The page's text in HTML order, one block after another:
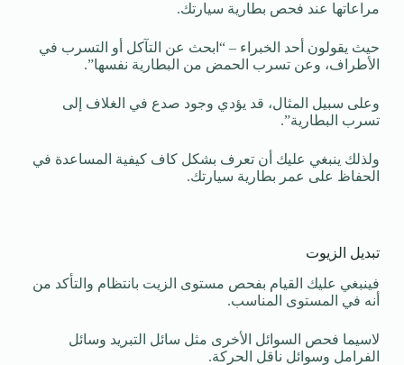
مراعاتها عند فحص بطارية سيارتك.
حيث يقولون أحد الخبراء – “ابحث عن التآكل أو التسرب في
الأطراف، وعن تسرب الحمض من البطارية نفسها”.
وعلى سبيل المثال، قد يؤدي وجود صدع في الغلاف إلى
تسرب البطارية”.
ولذلك ينبغي عليك أن تعرف بشكل كاف كيفية المساعدة في
الحفاظ على عمر بطارية سيارتك.
تبديل الزيوت
فينبغي عليك القيام بفحص مستوى الزيت بانتظام والتأكد من
أنه في المستوى المناسب.
لاسيما فحص السوائل الأخرى مثل سائل التبريد وسائل
الفرامل وسوائل ناقل الحركة.